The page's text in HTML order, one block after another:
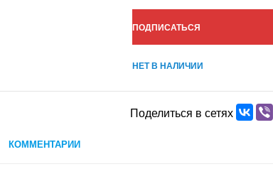
ПОДПИСАТЬСЯ
НЕТ В НАЛИЧИИ
Поделиться в сетях
КОММЕНТАРИИ